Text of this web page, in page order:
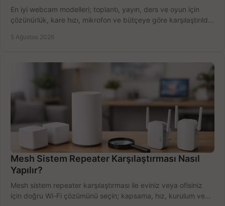
En iyi webcam modelleri; toplantı, yayın, ders ve oyun için
çözünürlük, kare hızı, mikrofon ve bütçeye göre karşılaştırıldı.
5 Ağustos 2026
Mesh Sistem Repeater Karşılaştırması Nasıl
Yapılır?
Mesh sistem repeater karşılaştırması ile eviniz veya ofisiniz
için doğru Wi-Fi çözümünü seçin; kapsama, hız, kurulum ve